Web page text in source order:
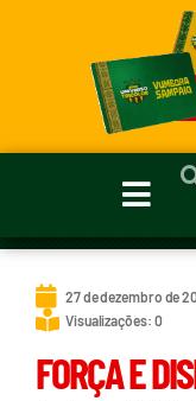
27 de dezembro de
Visualizações: 0
FORÇA E